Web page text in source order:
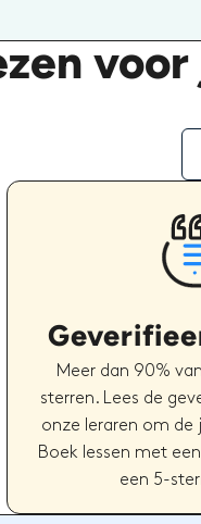
Meer dan 90%
sterren. Lees de
onze leraren om de
Boek lessen met
een 5-